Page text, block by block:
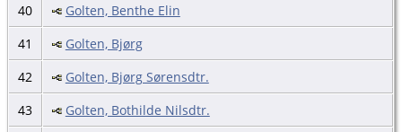
40
Golten, Benthe Elin
41
Golten, Bjørg
42
Golten, Bjørg Sørensdtr.
43
Golten, Bothilde Nilsdtr.